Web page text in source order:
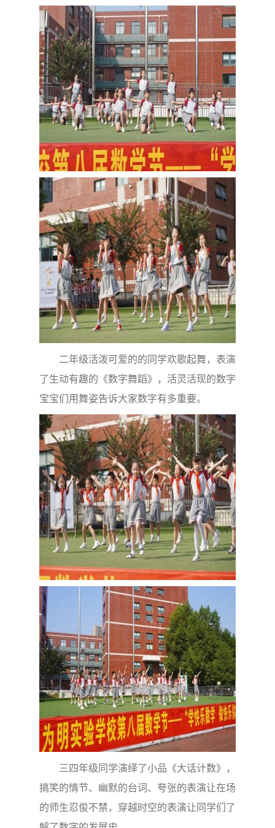
二年级活泼可爱的的同学欢歌起舞，表演
了生动有趣的《数字舞蹈》，活灵活现的数字
宝宝们用舞姿告诉大家数字有多重要。
三四年级同学演绎了小品《大话计数》，
搞笑的情节、幽默的台词、夸张的表演让在场
的师生忍俊不禁，穿越时空的表演让同学们了